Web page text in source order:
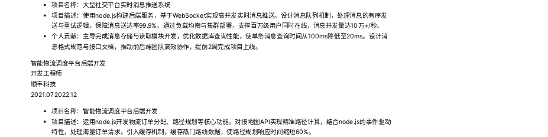
项目名称：大型社交平台实时消息推送系统
项目描述：使用node.js构建后端服务，基于WebSocket实现高并发实时消息推送。设计消息队列机制，处理消息的有序发
送与重试逻辑，保障消息送达率99.9%。通过负载均衡与集群部署，支撑百万级用户同时在线，消息并发量达10万+/秒。
个人贡献：主导完成消息存储与读取模块开发，优化数据库查询性能，使单条消息查询时间从100ms降低至20ms。设计消
息格式规范与接口文档，推动前后端团队高效协作，提前2周完成项目上线。
智能物流调度平台后端开发
开发工程师
顺丰科技
2021.072022.12
项目名称：智能物流调度平台后端开发
项目描述：运用node.js开发物流订单分配、路径规划等核心功能。对接地图API实现精准路径计算，结合node.js的事件驱动
特性，处理海量订单请求。引入缓存机制，缓存热门路线数据，使路径规划响应时间缩短60%。